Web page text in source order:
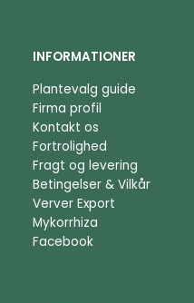
INFORMATIONER
Plantevalg guide
Firma profil
Kontakt os
Fortrolighed
Fragt og levering
Betingelser & Vilkår
Verver Export
Mykorrhiza
Facebook